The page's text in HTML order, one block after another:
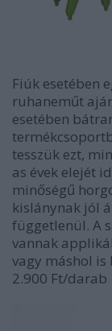
Fiúk esetében
ruhaneműt
esetében
tesszük ezt,
as évek elejét
minőségű
kislánynak jól
függetlenül. A
vannak
vagy máshol is
2.900 Ft/darab